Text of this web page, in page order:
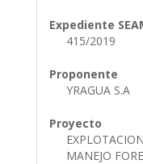
Expediente
415/2019
Proponente
YRAGUA S.A
Proyecto
MANEJO